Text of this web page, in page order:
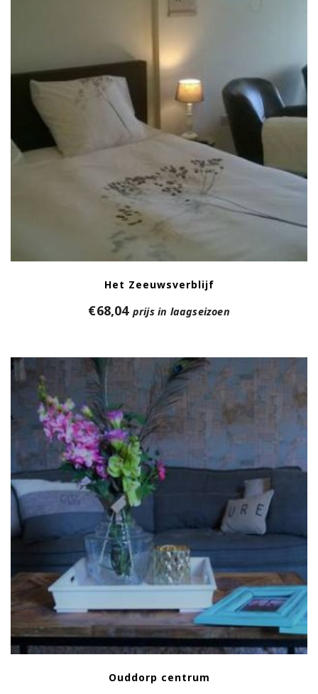
Het Zeeuwsverblijf
€68,04 prijs in laagseizoen
Ouddorp centrum